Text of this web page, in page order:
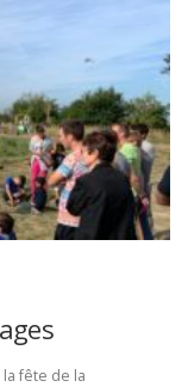
la fête de la